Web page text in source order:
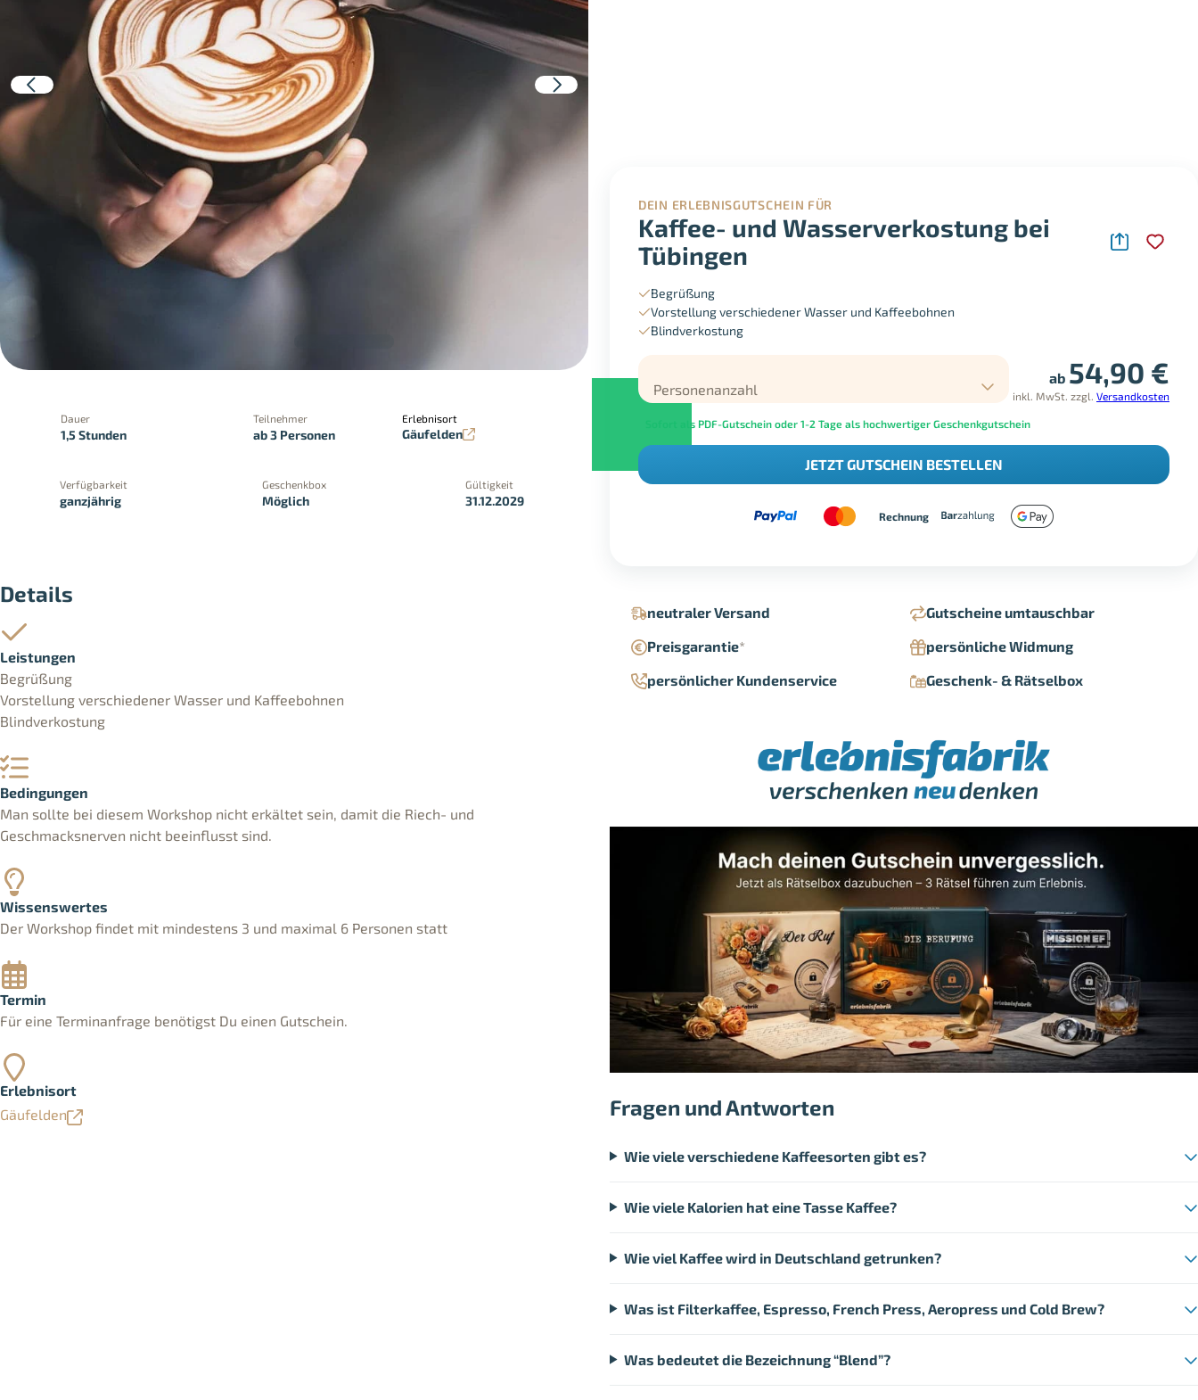
DEIN ERLEBNISGUTSCHEIN FÜR
Kaffee- und Wasserverkostung bei
Tübingen
Begrüßung
Vorstellung verschiedener Wasser und Kaffeebohnen
Blindverkostung
Personenanzahl
ab 54,90 €
inkl. MwSt. zzgl. Versandkosten
Sofort als PDF-Gutschein oder 1-2 Tage als hochwertiger Geschenkgutschein
JETZT GUTSCHEIN BESTELLEN
Rechnung
Dauer
1,5 Stunden
Teilnehmer
ab 3 Personen
Erlebnisort
Gäufelden
Verfügbarkeit
ganzjährig
Geschenkbox
Möglich
Gültigkeit
31.12.2029
neutraler Versand
Gutscheine umtauschbar
Preisgarantie*
persönliche Widmung
persönlicher Kundenservice
Geschenk- & Rätselbox
Details
Leistungen
Begrüßung
Vorstellung verschiedener Wasser und Kaffeebohnen
Blindverkostung
Bedingungen
Man sollte bei diesem Workshop nicht erkältet sein, damit die Riech- und
Geschmacksnerven nicht beeinflusst sind.
Wissenswertes
Der Workshop findet mit mindestens 3 und maximal 6 Personen statt
Termin
Für eine Terminanfrage benötigst Du einen Gutschein.
Erlebnisort
Gäufelden
Fragen und Antworten
Wie viele verschiedene Kaffeesorten gibt es?
Wie viele Kalorien hat eine Tasse Kaffee?
Wie viel Kaffee wird in Deutschland getrunken?
Was ist Filterkaffee, Espresso, French Press, Aeropress und Cold Brew?
Was bedeutet die Bezeichnung “Blend”?